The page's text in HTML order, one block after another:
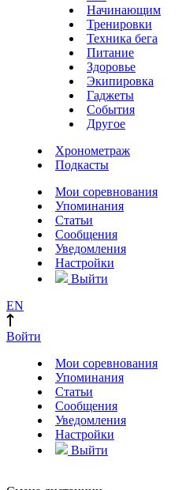
Начинающим
Тренировки
Техника бега
Питание
Здоровье
Экипировка
Гаджеты
События
Другое
Хронометраж
Подкасты
Мои соревнования
Упоминания
Статьи
Сообщения
Уведомления
Настройки
Выйти
EN
Войти
Мои соревнования
Упоминания
Статьи
Сообщения
Уведомления
Настройки
Выйти